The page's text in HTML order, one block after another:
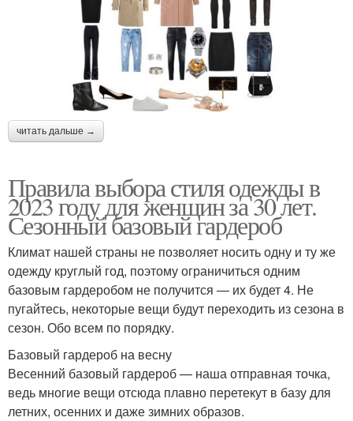
читать дальше →
Правила выбора стиля одежды в
2023 году для женщин за 30 лет.
Сезонный базовый гардероб
Климат нашей страны не позволяет носить одну и ту же
одежду круглый год, поэтому ограничиться одним
базовым гардеробом не получится — их будет 4. Не
пугайтесь, некоторые вещи будут переходить из сезона в
сезон. Обо всем по порядку.
Базовый гардероб на весну
Весенний базовый гардероб — наша отправная точка,
ведь многие вещи отсюда плавно перетекут в базу для
летних, осенних и даже зимних образов.